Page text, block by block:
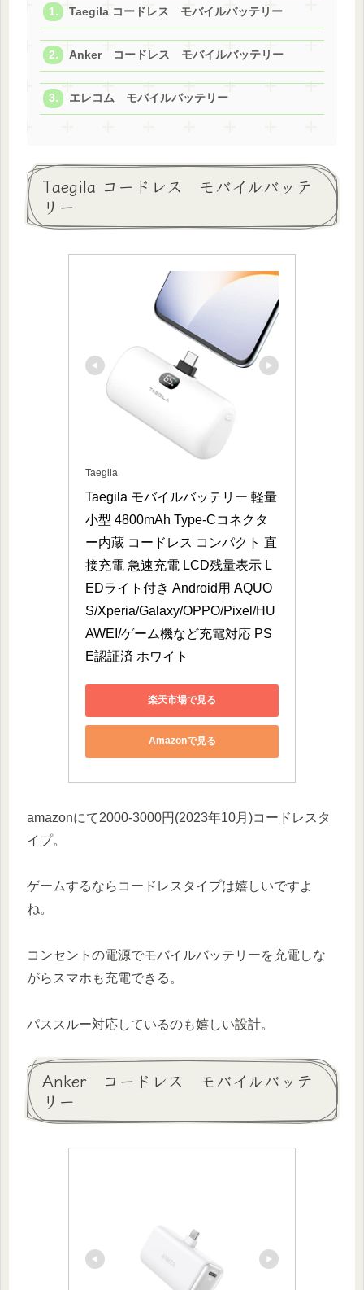
Taegila コードレス モバイルバッテリー
Anker コードレス モバイルバッテリー
エレコム モバイルバッテリー
Taegila コードレス モバイルバッテ
リー
Taegila
Taegila モバイルバッテリー 軽量
小型 4800mAh Type-Cコネクタ
ー内蔵 コードレス コンパクト 直
接充電 急速充電 LCD残量表示 L
EDライト付き Android用 AQUO
S/Xperia/Galaxy/OPPO/Pixel/HU
AWEI/ゲーム機など充電対応 PS
E認証済 ホワイト
楽天市場で見る
Amazonで見る
amazonにて2000-3000円(2023年10月)コードレスタ
イプ。
ゲームするならコードレスタイプは嬉しいですよ
ね。
コンセントの電源でモバイルバッテリーを充電しな
がらスマホも充電できる。
パススルー対応しているのも嬉しい設計。
Anker コードレス モバイルバッテ
リー